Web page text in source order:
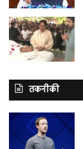
तकनीकी